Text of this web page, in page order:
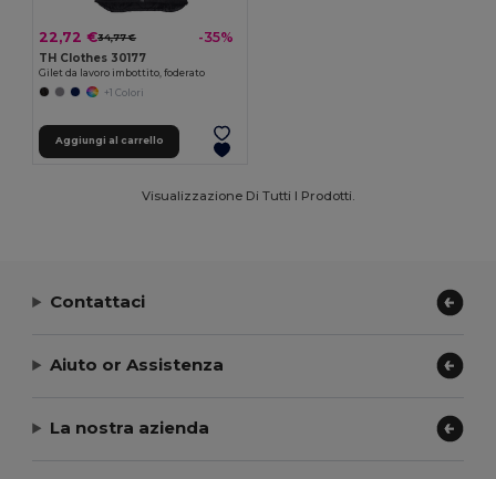
22,72 €34,77 € -35%
TH Clothes 30177
Gilet da lavoro imbottito, foderato
+1 Colori
Aggiungi al carrello
Visualizzazione Di Tutti I Prodotti.
Contattaci
Aiuto or Assistenza
La nostra azienda